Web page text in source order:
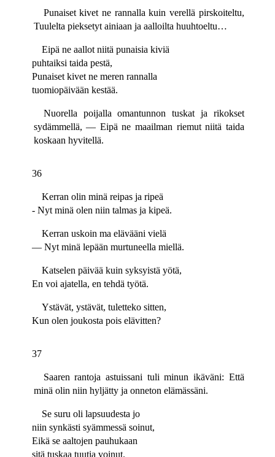
Punaiset kivet ne rannalla kuin verellä pirskoiteltu,
Tuulelta pieksetyt ainiaan ja aalloilta huuhtoeltu…
Eipä ne aallot niitä punaisia kiviä
puhtaiksi taida pestä,
Punaiset kivet ne meren rannalla
tuomiopäivään kestää.
Nuorella poijalla omantunnon tuskat ja rikokset
sydämmellä, — Eipä ne maailman riemut niitä taida
koskaan hyvitellä.
36
Kerran olin minä reipas ja ripeä
- Nyt minä olen niin talmas ja kipeä.
Kerran uskoin ma elävääni vielä
— Nyt minä lepään murtuneella miellä.
Katselen päivää kuin syksyistä yötä,
En voi ajatella, en tehdä työtä.
Ystävät, ystävät, tuletteko sitten,
Kun olen joukosta pois elävitten?
37
Saaren rantoja astuissani tuli minun ikäväni: Että
minä olin niin hyljätty ja onneton elämässäni.
Se suru oli lapsuudesta jo
niin synkästi syämmessä soinut,
Eikä se aaltojen pauhukaan
sitä tuskaa tuutia voinut.